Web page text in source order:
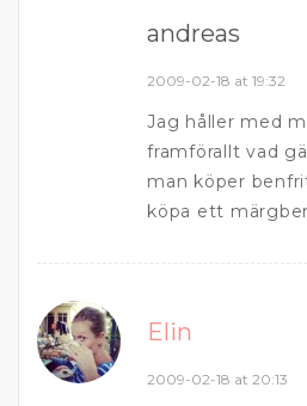
andreas
2009-02-18 at 19:32
Jag håller med
framförallt vad
man köper
köpa ett
Elin
2009-02-18 at 20:13